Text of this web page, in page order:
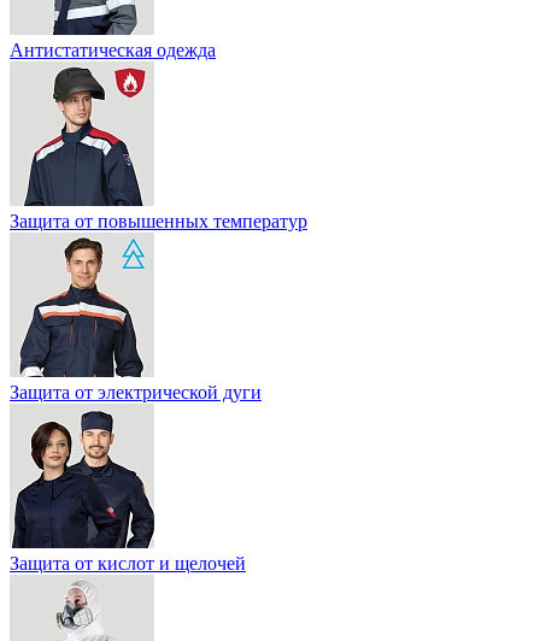
Антистатическая одежда
Защита от повышенных температур
Защита от электрической дуги
Защита от кислот и щелочей